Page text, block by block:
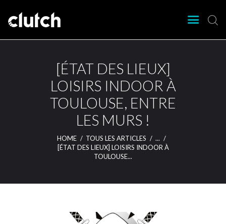
[ÉTAT DES LIEUX]
LOISIRS INDOOR À
TOULOUSE, ENTRE
LES MURS !
HOME TOUS LES ARTICLES
...
[ÉTAT DES LIEUX] LOISIRS INDOOR À
TOULOUSE...
Clutch Webzine
Agenda
Nos éditions
Magazine
Articles